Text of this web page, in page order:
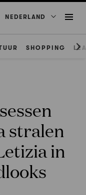
NEDERLAND
SHOPPING
stralen
in